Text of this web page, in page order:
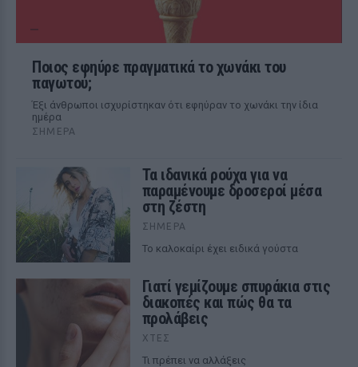
Ποιος εφηύρε πραγματικά το χωνάκι του
παγωτού;
Έξι άνθρωποι ισχυρίστηκαν ότι εφηύραν το χωνάκι την ίδια
ημέρα
ΣΉΜΕΡΑ
Τα ιδανικά ρούχα για να
παραμένουμε δροσεροί μέσα
στη ζέστη
ΣΉΜΕΡΑ
To καλοκαίρι έχει ειδικά γούστα
Γιατί γεμίζουμε σπυράκια στις
διακοπές και πώς θα τα
προλάβεις
ΧΤΕΣ
Τι πρέπει να αλλάξεις